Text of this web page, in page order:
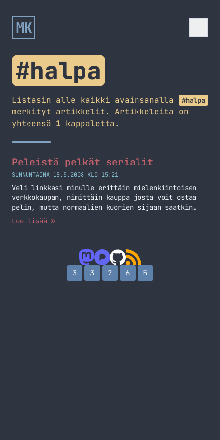
MK
#halpa
Listasin alle kaikki avainsanalla #halpa
merkityt artikkelit. Artikkeleita on
yhteensä 1 kappaletta.
Peleistä pelkät serialit
SUNNUNTAINA 18.5.2008 KLO 15:21
Veli linkkasi minulle erittäin mielenkiintoisen
verkkokaupan, nimittäin kauppa josta voit ostaa
pelin, mutta normaalien kuorien sijaan saatkin
serialin. Hintaa ei pelille tule paljoa,
palvelua, silläkin uhalla, että menettäisin 10
euroa. Tulos oli… Jatka lukemista Peleistä pelkät
Lue lisää
3 3 2 6 5